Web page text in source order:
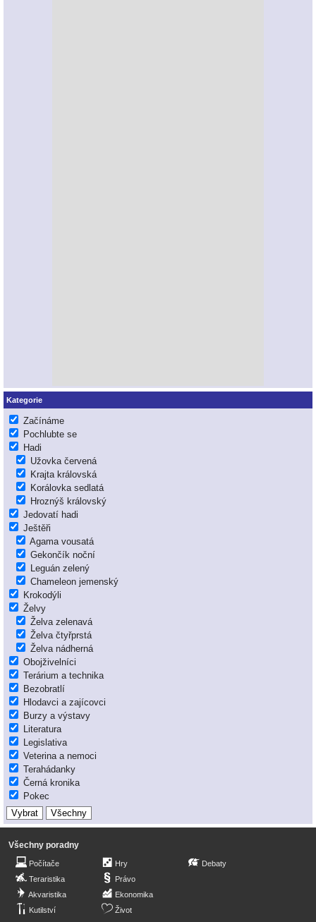
Kategorie
Začínáme
Pochlubte se
Hadi
Užovka červená
Krajta královská
Korálovka sedlatá
Hroznýš královský
Jedovatí hadi
Ještěři
Agama vousatá
Gekončík noční
Leguán zelený
Chameleon jemenský
Krokodýli
Želvy
Želva zelenavá
Želva čtyřprstá
Želva nádherná
Obojživelníci
Terárium a technika
Bezobratlí
Hlodavci a zajícovci
Burzy a výstavy
Literatura
Legislativa
Veterina a nemoci
Terahádanky
Černá kronika
Pokec
Všechny poradny
Počítače
Teraristika
Akvaristika
Kutilství
Hry
Právo
Ekonomika
Život
Debaty